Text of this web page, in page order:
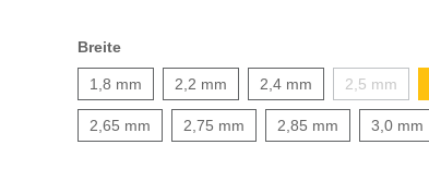
Breite
1,8 mm 2,2 mm 2,4 mm 2,5 mm
2,65 mm 2,75 mm 2,85 mm 3,0 mm